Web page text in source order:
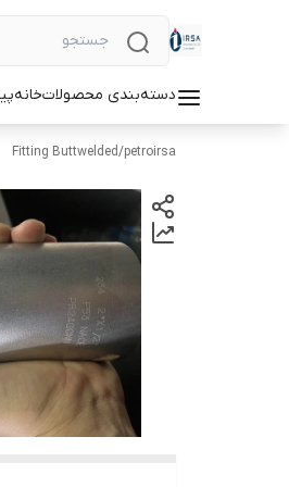
دسته‌بندی محصولاتخانه
petroirsa
/
Fitting Buttwelded